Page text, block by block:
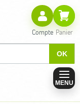
OK
Compte Panier
MENU